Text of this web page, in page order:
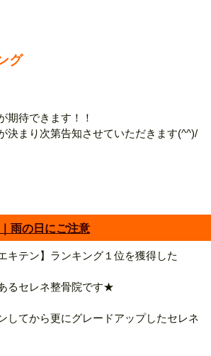
グ
期待できます！！
決まり次第告知させていただきます(^^)/
雨の日にご注意
キテン】ランキング１位を獲得した
るセレネ整骨院です★
してから更にグレードアップしたセレネ